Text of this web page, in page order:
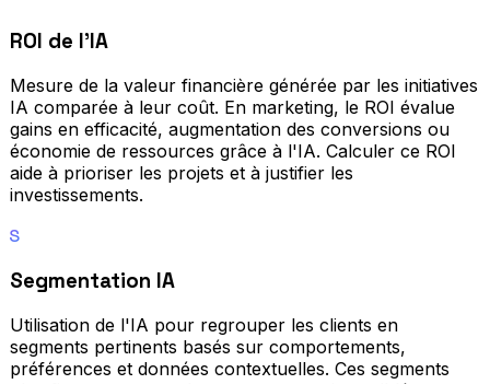
ROI de l'IA
Mesure de la valeur financière générée par les initiatives
IA comparée à leur coût. En marketing, le ROI évalue
gains en efficacité, augmentation des conversions ou
économie de ressources grâce à l'IA. Calculer ce ROI
aide à prioriser les projets et à justifier les
investissements.
S
Segmentation IA
Utilisation de l'IA pour regrouper les clients en
segments pertinents basés sur comportements,
préférences et données contextuelles. Ces segments